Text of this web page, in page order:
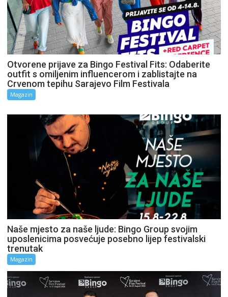
Otvorene prijave za Bingo Festival Fits: Odaberite
outfit s omiljenim influencerom i zablistajte na
Crvenom tepihu Sarajevo Film Festivala
Magazin
Naše mjesto za naše ljude: Bingo Group svojim
uposlenicima posvećuje posebno lijep festivalski
trenutak
Magazin